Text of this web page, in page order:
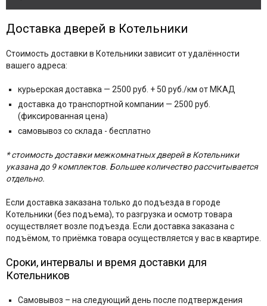
Доставка дверей в Котельники
Стоимость доставки в Котельники зависит от удалённости
вашего адреса:
курьерская доставка — 2500 руб. + 50 руб./км от МКАД
доставка до транспортной компании — 2500 руб.
(фиксированная цена)
самовывоз со склада - бесплатно
* стоимость доставки межкомнатных дверей в Котельники
указана до 9 комплектов. Большее количество рассчитывается
отдельно.
Если доставка заказана только до подъезда в городе
Котельники (без подъема), то разгрузка и осмотр товара
осуществляет возле подъезда. Если доставка заказана с
подъёмом, то приёмка товара осуществляется у вас в квартире.
Сроки, интервалы и время доставки для
Котельников
Самовывоз – на следующий день после подтверждения